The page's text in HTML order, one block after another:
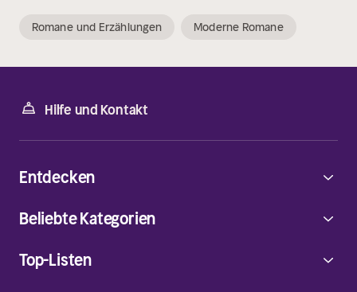
Romane und Erzählungen Moderne Romane
Hilfe und Kontakt
Entdecken
Beliebte Kategorien
Top-Listen